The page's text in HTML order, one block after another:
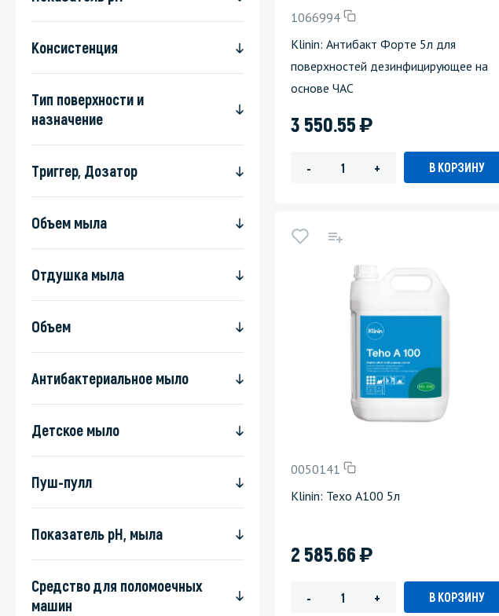
Консистенция
Тип поверхности и
назначение
Триггер, Дозатор
Объем мыла
Отдушка мыла
Объем
Антибактериальное мыло
Детское мыло
Пуш-пулл
Показатель pH, мыла
Средство для поломоечных
машин
1066994
Klinin: Антибакт Форте 5л для
поверхностей дезинфицирующее на
основе ЧАС
3 550.55)
- + В КОРЗИНУ
0050141
Klinin: Техо А100 5л
2 585.66)
- + В КОРЗИНУ